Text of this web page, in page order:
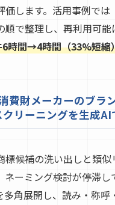
価します。活用事例で
で整理し、再利用可能
6時間→4時間（33%短縮
費財メーカーのブラ
リーニングを生成AI
標候補の洗い出しと類
ネーミング検討が停滞
多角展開し、読み・称呼